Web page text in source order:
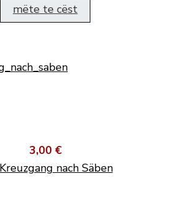
mëte te cëst
3,00 €
nach Säben